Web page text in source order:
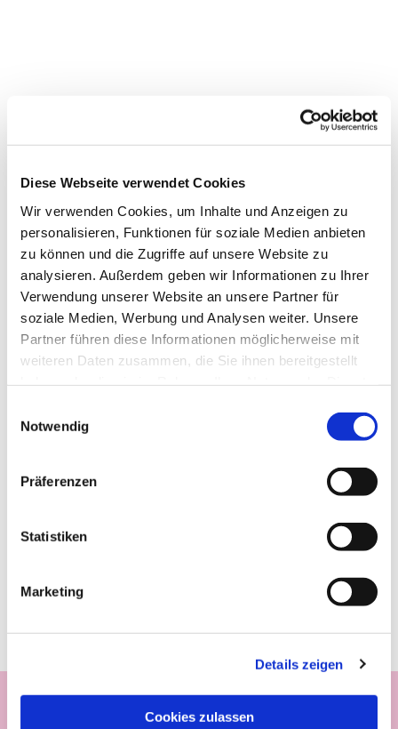
Diese Webseite verwendet Cookies
Wir verwenden Cookies, um Inhalte und Anzeigen zu
personalisieren, Funktionen für soziale Medien anbieten
zu können und die Zugriffe auf unsere Website zu
analysieren. Außerdem geben wir Informationen zu Ihrer
Verwendung unserer Website an unsere Partner für
soziale Medien, Werbung und Analysen weiter. Unsere
Partner führen diese Informationen möglicherweise mit
weiteren Daten zusammen, die Sie ihnen bereitgestellt
Notwendig
Präferenzen
Statistiken
Marketing
Details zeigen
Cookies zulassen
interessieren